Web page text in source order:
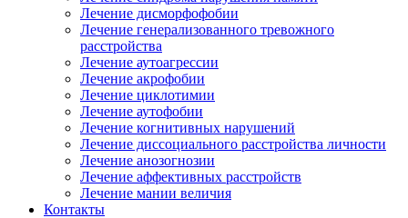
Лечение дисморфофобии
Лечение генерализованного тревожного
расстройства
Лечение аутоагрессии
Лечение акрофобии
Лечение циклотимии
Лечение аутофобии
Лечение когнитивных нарушений
Лечение диссоциального расстройства личности
Лечение анозогнозии
Лечение аффективных расстройств
Лечение мании величия
Контакты